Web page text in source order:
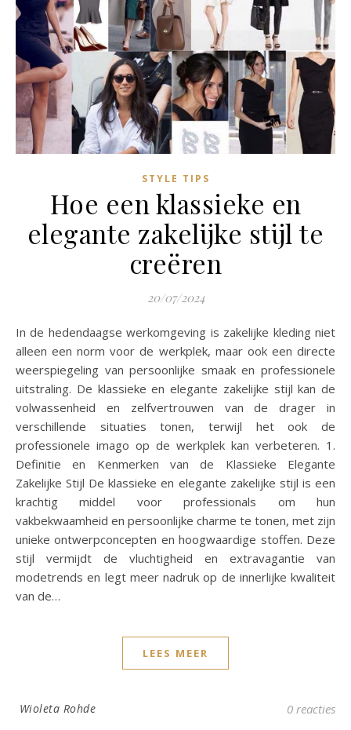
STYLE TIPS
Hoe een klassieke en
elegante zakelijke stijl te
creëren
20/07/2024
In de hedendaagse werkomgeving is zakelijke kleding niet
alleen een norm voor de werkplek, maar ook een directe
weerspiegeling van persoonlijke smaak en professionele
uitstraling. De klassieke en elegante zakelijke stijl kan de
volwassenheid en zelfvertrouwen van de drager in
verschillende situaties tonen, terwijl het ook de
professionele imago op de werkplek kan verbeteren. 1.
Definitie en Kenmerken van de Klassieke Elegante
Zakelijke Stijl De klassieke en elegante zakelijke stijl is een
krachtig middel voor professionals om hun
vakbekwaamheid en persoonlijke charme te tonen, met zijn
unieke ontwerpconcepten en hoogwaardige stoffen. Deze
stijl vermijdt de vluchtigheid en extravagantie van
modetrends en legt meer nadruk op de innerlijke kwaliteit
van de…
LEES MEER
Wioleta Rohde 0 reacties